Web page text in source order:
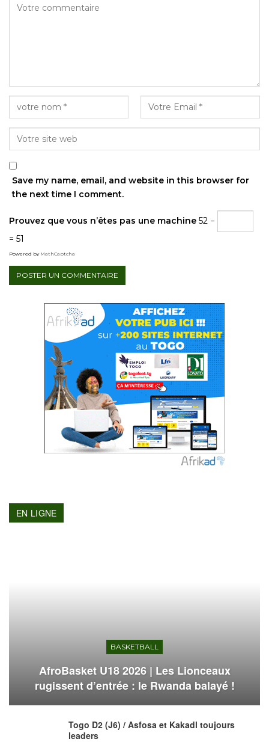
Save my name, email, and website in this browser for
the next time I comment.
Prouvez que vous n’êtes pas une machine 52 −
= 51
Powered by MathCaptcha
EN LIGNE
BASKETBALL
AfroBasket U18 2026 | Les Lionceaux
rugissent d’entrée : le Rwanda balayé !
Togo D2 (J6) / Asfosa et Kakadl toujours
leaders